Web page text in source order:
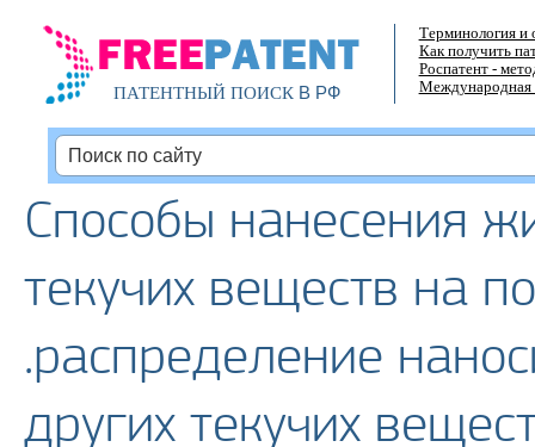
ПАТЕНТНЫЙ ПОИСКВ РФ
Терминология и
Как получить
Роспатент -
Международная
Способы нанесения
текучих веществ на
.распределение
других текучих